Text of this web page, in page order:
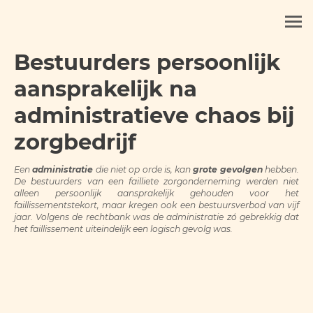
Bestuurders persoonlijk
aansprakelijk na
administratieve chaos bij
zorgbedrijf
Eenadministratie die niet op orde is, kangrote gevolgenhebben.
De bestuurders van een failliete zorgonderneming werden niet
alleen persoonlijk aansprakelijk gehouden voor het
faillissementstekort, maar kregen ook een bestuursverbod van vijf
jaar. Volgens de rechtbank was de administratie zó gebrekkig dat
het faillissement uiteindelijk een logisch gevolg was.